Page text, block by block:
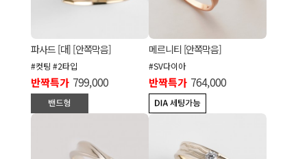
파사드 [대] [안쪽막음]
#컷팅 #2타입
반짝특가 799,000
메르니티 [안쪽막음]
#SV다이아
반짝특가 764,000